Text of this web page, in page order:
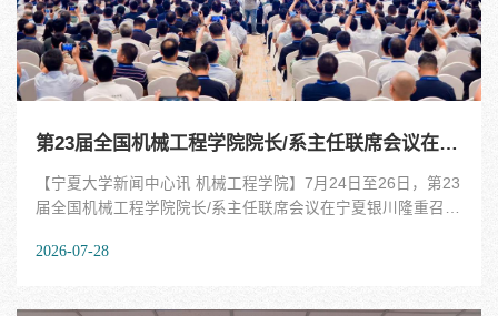
密管理实务、办公文书规范、调查研究能力提升...
第23届全国机械工程学院院长/系主任联席会议在银川召开
【宁夏大学新闻中心讯 机械工程学院】7月24日至26日，第23
届全国机械工程学院院长/系主任联席会议在宁夏银川隆重召
主办，宁夏大学、六盘山实验室承办，上海交通大学、西安理
工大学原校长郭东明担任。宁夏大学机械工程学院院长、六盘
2026-07-28